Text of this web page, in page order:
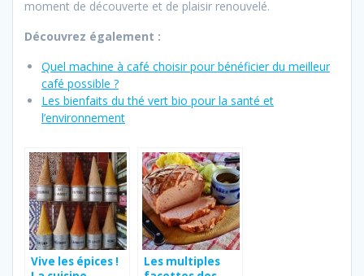
moment de découverte et de plaisir renouvelé.
Découvrez également :
Quel machine à café choisir pour bénéficier du meilleur
café possible ?
Les bienfaits du thé vert bio pour la santé et
l’environnement
Vive les épices !
Les multiples